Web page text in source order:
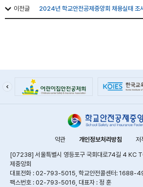
이전글 2024년 학교안전공제중앙회 채용실태 조
약관 개인정보처리방침 저
[07238] 서울특별시 영등포구 국회대로74길 4 KC
제중앙회
대표전화 : 02-793-5015, 학교안전콜센터: 1688-
팩스번호 : 02-793-5016, 대표자 : 정 훈